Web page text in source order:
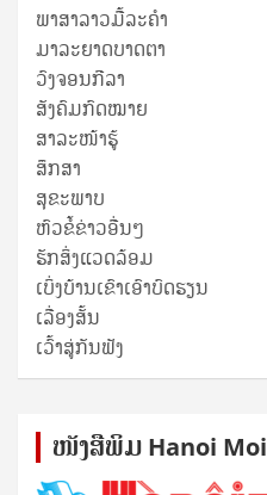
ພາສາລາວມື້ລະຄຳ
ມາລະຍາດບາດຕາ
ວົງຈອນກີລາ
ສັງຄົມກົດໝາຍ
ສາລະໜ້າຮູ້
ສຶກສາ
ສຸ​ຂະ​ພາບ
ຫົວຂໍ້ຂ່າວອື່ນໆ
ຮັກສິ່ງແວດລ້ອມ
ເບິ່ງບ້ານເຂົາເອົາບົດຮຽນ
ເລື່ອງສັ້ນ
ເວົ້າສູ່ກັນຟັງ
ໜັງ​ສື​ພິມ Hanoi Moi